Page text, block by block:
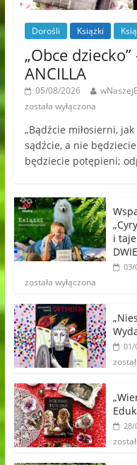
Dorośli Książki
„Obce
ANCILLA
05/08/2026
została wyłączona
„Bądźcie miłosierni,
sądźcie, a nie
będziecie potępieni;
i
03/
została wyłączona
01/
28/